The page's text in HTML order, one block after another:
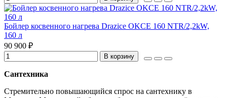
Бойлер косвенного нагрева Drazice OKCE 160 NTR/2,2kW,
160 л
90 900 ₽
В корзину
Сантехника
Стремительно повышающийся спрос на сантехнику в